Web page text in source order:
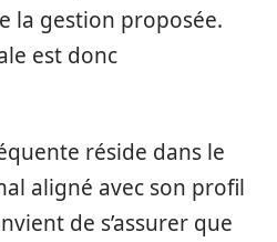
la gestion proposée.
est donc
réside dans le
aligné avec son profil
de s’assurer que